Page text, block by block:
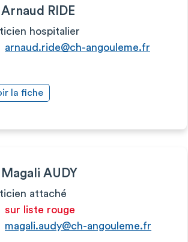
Arnaud RIDE
hospitalier
arnaud.ride@ch-angouleme.fr
la fiche
Magali AUDY
attaché
sur liste rouge
magali.audy@ch-angouleme.fr